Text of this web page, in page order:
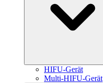
HIFU-Gerät
Multi-HIFU-Gerät